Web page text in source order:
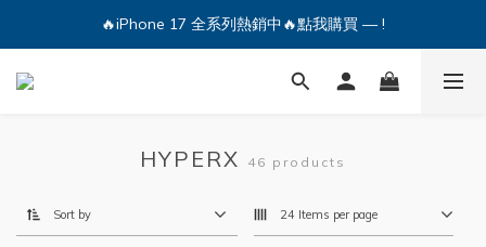
🔥iPhone 17 全系列熱銷中🔥點我購買 — !
🔥iPhone 17 全系列熱銷中🔥點我購買 — !
💕加入Q哥 Line 新好友領優惠券！🎫
HYPERX 46 products
Sort by 24 Items per page